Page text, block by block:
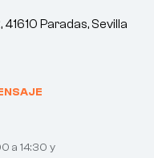
41610 Paradas, Sevilla
a 14:30 y